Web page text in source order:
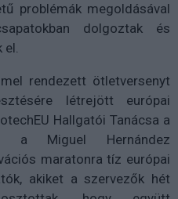
problémák megoldásával
dolgoztak és
el.
rendezett ötletversenyt
létrejött európai
Hallgatói Tanácsa a
a Miguel Hernández
maratonra tíz európai
akiket a szervezők hét